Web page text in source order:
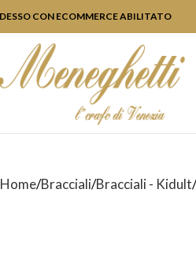
CON ECOMMERCE ABILITATO
Home Bracciali Bracciali - Kidult